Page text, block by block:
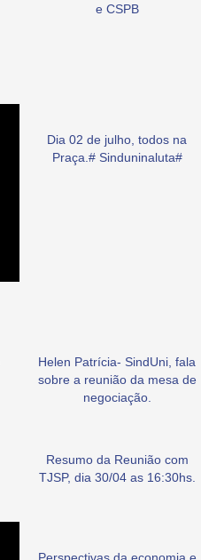
e CSPB
Dia 02 de julho, todos na
Praça.# Sinduninaluta#
Helen Patrícia- SindUni, fala
sobre a reunião da mesa de
negociação.
Resumo da Reunião com
TJSP, dia 30/04 as 16:30hs.